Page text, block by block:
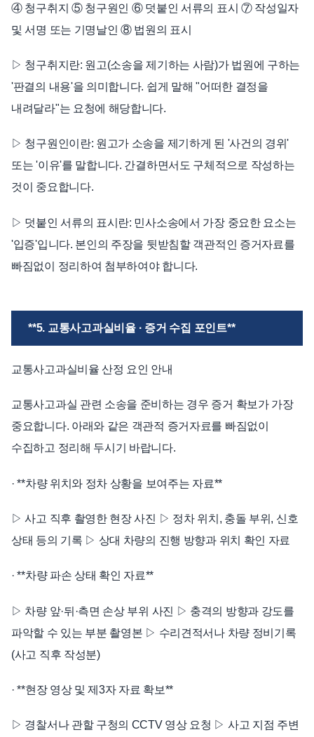
④ 청구취지 ⑤ 청구원인 ⑥ 덧붙인 서류의 표시 ⑦ 작성일자
및 서명 또는 기명날인 ⑧ 법원의 표시
▷ 청구취지란: 원고(소송을 제기하는 사람)가 법원에 구하는
'판결의 내용'을 의미합니다. 쉽게 말해 "어떠한 결정을
내려달라"는 요청에 해당합니다.
▷ 청구원인이란: 원고가 소송을 제기하게 된 '사건의 경위'
또는 '이유'를 말합니다. 간결하면서도 구체적으로 작성하는
것이 중요합니다.
▷ 덧붙인 서류의 표시란: 민사소송에서 가장 중요한 요소는
'입증'입니다. 본인의 주장을 뒷받침할 객관적인 증거자료를
빠짐없이 정리하여 첨부하여야 합니다.
**5. 교통사고과실비율 · 증거 수집 포인트**
교통사고과실비율 산정 요인 안내
교통사고과실 관련 소송을 준비하는 경우 증거 확보가 가장
중요합니다. 아래와 같은 객관적 증거자료를 빠짐없이
수집하고 정리해 두시기 바랍니다.
· **차량 위치와 정차 상황을 보여주는 자료**
▷ 사고 직후 촬영한 현장 사진 ▷ 정차 위치, 충돌 부위, 신호
상태 등의 기록 ▷ 상대 차량의 진행 방향과 위치 확인 자료
· **차량 파손 상태 확인 자료**
▷ 차량 앞·뒤·측면 손상 부위 사진 ▷ 충격의 방향과 강도를
파악할 수 있는 부분 촬영본 ▷ 수리견적서나 차량 정비기록
(사고 직후 작성분)
· **현장 영상 및 제3자 자료 확보**
▷ 경찰서나 관할 구청의 CCTV 영상 요청 ▷ 사고 지점 주변